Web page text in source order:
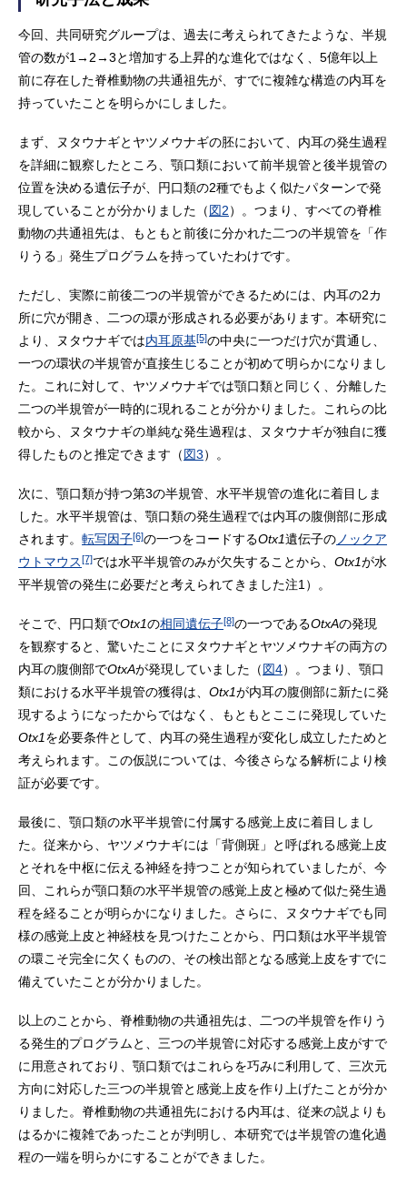
今回、共同研究グループは、過去に考えられてきたような、半規
管の数が1→2→3と増加する上昇的な進化ではなく、5億年以上
前に存在した脊椎動物の共通祖先が、すでに複雑な構造の内耳を
持っていたことを明らかにしました。
まず、ヌタウナギとヤツメウナギの胚において、内耳の発生過程
を詳細に観察したところ、顎口類において前半規管と後半規管の
位置を決める遺伝子が、円口類の2種でもよく似たパターンで発
現していることが分かりました（図2）。つまり、すべての脊椎
動物の共通祖先は、もともと前後に分かれた二つの半規管を「作
りうる」発生プログラムを持っていたわけです。
ただし、実際に前後二つの半規管ができるためには、内耳の2カ
所に穴が開き、二つの環が形成される必要があります。本研究に
より、ヌタウナギでは内耳原基[5]の中央に一つだけ穴が貫通し、
一つの環状の半規管が直接生じることが初めて明らかになりまし
た。これに対して、ヤツメウナギでは顎口類と同じく、分離した
二つの半規管が一時的に現れることが分かりました。これらの比
較から、ヌタウナギの単純な発生過程は、ヌタウナギが独自に獲
得したものと推定できます（図3）。
次に、顎口類が持つ第3の半規管、水平半規管の進化に着目しま
した。水平半規管は、顎口類の発生過程では内耳の腹側部に形成
されます。 転写因子[6]の一つをコードするOtx1遺伝子の ノックア
ウトマウス[7]では水平半規管のみが欠失することから、 Otx1が水
平半規管の発生に必要だと考えられてきました注1）。
そこで、円口類でOtx1の相同遺伝子[8]の一つであるOtxAの発現
を観察すると、驚いたことにヌタウナギとヤツメウナギの両方の
内耳の腹側部でOtxAが発現していました（図4）。つまり、顎口
類における水平半規管の獲得は、 Otx1が内耳の腹側部に新たに発
現するようになったからではなく、もともとここに発現していた
Otx1を必要条件として、内耳の発生過程が変化し成立したためと
考えられます。この仮説については、今後さらなる解析により検
証が必要です。
最後に、顎口類の水平半規管に付属する感覚上皮に着目しまし
た。従来から、ヤツメウナギには「背側斑」と呼ばれる感覚上皮
とそれを中枢に伝える神経を持つことが知られていましたが、今
回、これらが顎口類の水平半規管の感覚上皮と極めて似た発生過
程を経ることが明らかになりました。さらに、ヌタウナギでも同
様の感覚上皮と神経枝を見つけたことから、円口類は水平半規管
の環こそ完全に欠くものの、その検出部となる感覚上皮をすでに
備えていたことが分かりました。
以上のことから、脊椎動物の共通祖先は、二つの半規管を作りう
る発生的プログラムと、三つの半規管に対応する感覚上皮がすで
に用意されており、顎口類ではこれらを巧みに利用して、三次元
方向に対応した三つの半規管と感覚上皮を作り上げたことが分か
りました。脊椎動物の共通祖先における内耳は、従来の説よりも
はるかに複雑であったことが判明し、本研究では半規管の進化過
程の一端を明らかにすることができました。